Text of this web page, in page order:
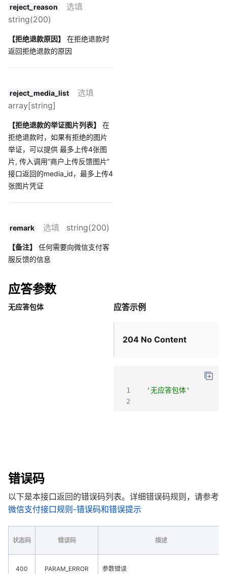
reject_reason
选填
string(200)
【拒绝退款原因】
在拒绝退款时
返回拒绝退款的原因
reject_media_list
选填
array[string]
【拒绝退款的举证图片列表】
在
拒绝退款时，如果有拒绝的图片
举证，可以提供 最多上传4张图
片, 传入调用“商户上传反馈图片”
接口返回的media_id，最多上传4
张图片凭证
remark 选填 string(200)
【备注】
任何需要向微信支付客
服反馈的信息
应答参数
无应答包体 应答示例
204 No Content
1
'无应答包体'
2
错误码
以下是本接口返回的错误码列表。详细错误码规则，请参考
微信支付接口规则-错误码和错误提示
状态码 错误码 描述
400 PARAM_ERROR 参数错误